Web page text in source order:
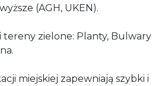
(AGH, UKEN).
tereny zielone: Planty, Bulwary
miejskiej zapewniają szybki i